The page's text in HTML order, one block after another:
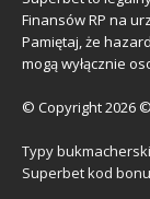
Finansów RP na
Pamiętaj, że
mogą wyłącznie
© Copyright 2026
Typy
Superbet kod